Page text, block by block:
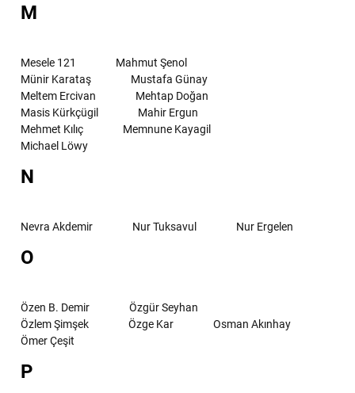
M
Mesele 121
Mahmut Şenol
Münir Karataş
Mustafa Günay
Meltem Ercivan
Mehtap Doğan
Masis Kürkçügil
Mahir Ergun
Mehmet Kılıç
Memnune Kayagil
Michael Löwy
N
Nevra Akdemir Nur Tuksavul Nur Ergelen
O
Özen B. Demir
Özgür Seyhan
Özlem Şimşek
Özge Kar
Osman Akınhay
Ömer Çeşit
P